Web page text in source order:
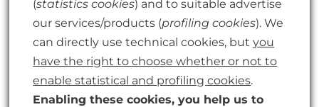
E poi proviamo a “riposarci” nel tempo libero
mettendo al primo posto i nostri piccoli piaceri: le
uscite con gli amici, una birra sul divano; il silenzio
quando lo desideriamo, e il rumore e la confusione
quando ci va.
(statistics cookies) and to suitable advertise
our services/products (profiling cookies). We
can directly use technical cookies, butyou
have the right to choose whether or not to
enable statistical and profiling cookies.
Enabling these cookies, you help us to